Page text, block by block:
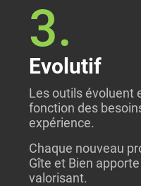
3.
Evolutif
Les outils évoluent
fonction des
expérience.
Chaque nouveau
Gîte et Bien
valorisant.